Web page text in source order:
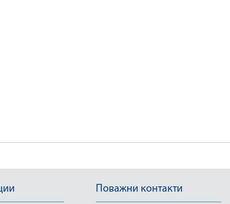
Поважни контакти